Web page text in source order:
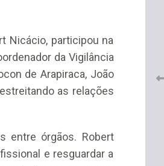
Nicácio, participou na
da Vigilância
de Arapiraca, João
as relações
entre órgãos. Robert
e resguardar a
gratuito à Academia
de Farmácia
de 2026